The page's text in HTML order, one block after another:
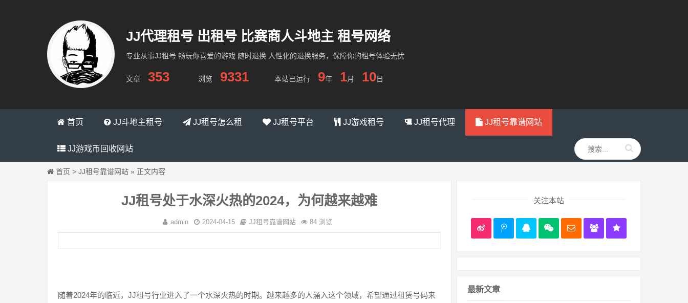
JJ代理租号 出租号 比赛商人斗地主 租号网络
专业从事JJ租号 畅玩你喜爱的游戏 随时退换 人性化的退换服务，保障你的租号体验无忧
文章 353 浏览 9331 本站已运行 9年 1月 10日
首页 JJ斗地主租号 JJ租号怎么租 JJ租号平台 JJ游戏租号 JJ租号代理 JJ租号靠谱网站
JJ游戏币回收网站
首页 > JJ租号靠谱网站 » 正文内容
JJ租号处于水深火热的2024，为何越来越难
admin 2024-04-15 JJ租号靠谱网站 84 浏览
随着2024年的临近，JJ租号行业进入了一个水深火热的时期。越来越多的人涌入这个领域，希望通过租赁号码来
关注本站
最新文章